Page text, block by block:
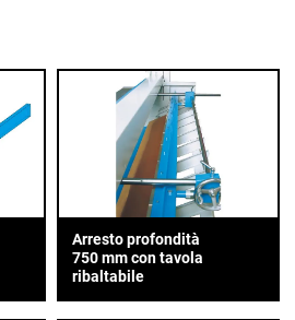
Arresto profondità
750 mm con tavola
ribaltabile